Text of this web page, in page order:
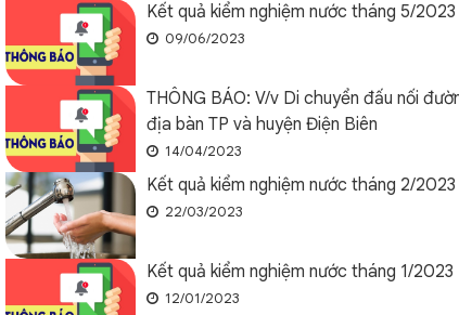
Kết quả kiểm nghiệm nước tháng 5/2023
09/06/2023
THÔNG BÁO: V/v Di chuyển đấu nối
địa bàn TP và huyện Điện Biên
14/04/2023
Kết quả kiểm nghiệm nước tháng 2/2023
22/03/2023
Kết quả kiểm nghiệm nước tháng 1/2023
12/01/2023